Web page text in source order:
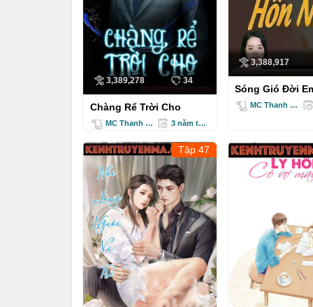
3,389,278 34
Chàng Rể Trời Cho
MC Thanh Mai 3 năm trước
3,388,917
Sóng Gió Đời
MC Thanh Mai
Tập 47